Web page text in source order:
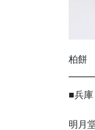
柏餅
■兵庫
明月